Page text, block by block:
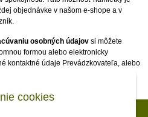
cookies
objednávke v našom e-shope a v
osobných údajov si môžete
formou alebo elektronicky
kontaktné údaje Prevádzkovateľa, alebo
je umiestnený v každom
v dotazníku.